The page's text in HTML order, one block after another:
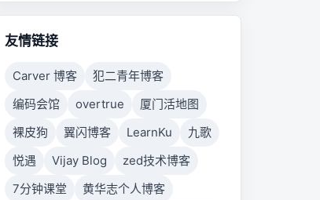
友情链接
Carver 博客
犯二青年博客
编码会馆
overtrue
厦门活地图
裸皮狗
翼闪博客 LearnKu
九歌
悦遇
Vijay Blog
zed技术博客
7分钟课堂
黄华志个人博客